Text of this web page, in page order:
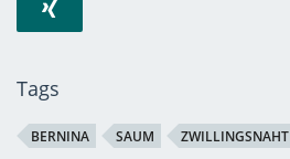
Tags
BERNINA SAUM ZWILLINGSNAHT